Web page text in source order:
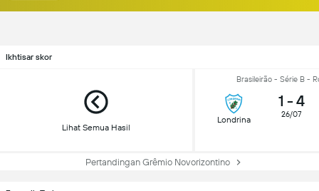
Ikhtisar skor
Lihat Semua Hasil
Brasileirão - Série B -
Londrina
1 - 4
26/07
Pertandingan Grêmio Novorizontino